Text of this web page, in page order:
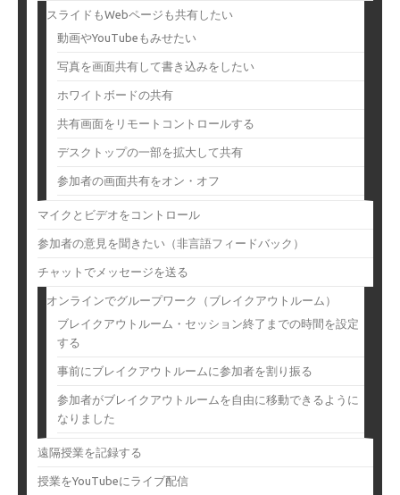
スライドもWebページも共有したい
動画やYouTubeもみせたい
写真を画面共有して書き込みをしたい
ホワイトボードの共有
共有画面をリモートコントロールする
デスクトップの一部を拡大して共有
参加者の画面共有をオン・オフ
マイクとビデオをコントロール
参加者の意見を聞きたい（非言語フィードバック）
チャットでメッセージを送る
オンラインでグループワーク（ブレイクアウトルーム）
ブレイクアウトルーム・セッション終了までの時間を設定
する
事前にブレイクアウトルームに参加者を割り振る
参加者がブレイクアウトルームを自由に移動できるように
なりました
遠隔授業を記録する
授業をYouTubeにライブ配信